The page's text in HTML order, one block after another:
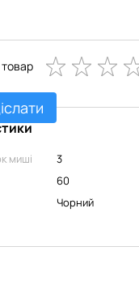
товар
миші
3
60
Чорний